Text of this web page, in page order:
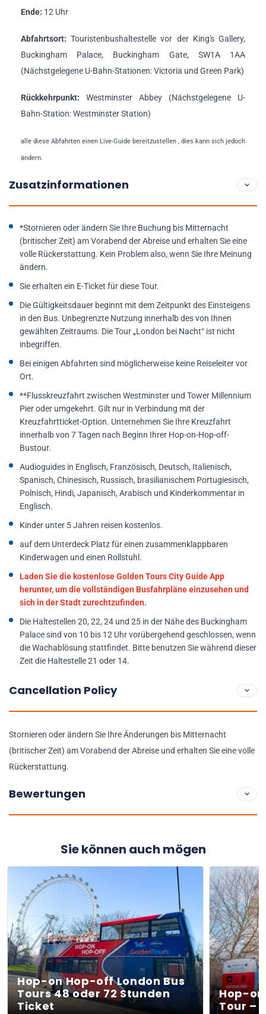
Ende: 12 Uhr
Abfahrtsort: Touristenbushaltestelle vor der King's Gallery,
Buckingham Palace, Buckingham Gate, SW1A 1AA
(Nächstgelegene U-Bahn-Stationen: Victoria und Green Park)
Rückkehrpunkt: Westminster Abbey (Nächstgelegene U-
Bahn-Station: Westminster Station)
alle diese Abfahrten einen Live-Guide bereitzustellen , dies kann sich jedoch
ändern.
Zusatzinformationen
*Stornieren oder ändern Sie Ihre Buchung bis Mitternacht
(britischer Zeit) am Vorabend der Abreise und erhalten Sie eine
volle Rückerstattung. Kein Problem also, wenn Sie Ihre Meinung
ändern.
Sie erhalten ein E-Ticket für diese Tour.
Die Gültigkeitsdauer beginnt mit dem Zeitpunkt des Einsteigens
in den Bus. Unbegrenzte Nutzung innerhalb des von Ihnen
gewählten Zeitraums. Die Tour „London bei Nacht“ ist nicht
inbegriffen.
Bei einigen Abfahrten sind möglicherweise keine Reiseleiter vor
Ort.
**Flusskreuzfahrt zwischen Westminster und Tower Millennium
Pier oder umgekehrt. Gilt nur in Verbindung mit der
Kreuzfahrtticket-Option. Unternehmen Sie Ihre Kreuzfahrt
innerhalb von 7 Tagen nach Beginn Ihrer Hop-on-Hop-off-
Bustour.
Audioguides in Englisch, Französisch, Deutsch, Italienisch,
Spanisch, Chinesisch, Russisch, brasilianischem Portugiesisch,
Polnisch, Hindi, Japanisch, Arabisch und Kinderkommentar in
Englisch.
Kinder unter 5 Jahren reisen kostenlos.
auf dem Unterdeck Platz für einen zusammenklappbaren
Kinderwagen und einen Rollstuhl.
Laden Sie die kostenlose Golden Tours City Guide App
herunter, um die vollständigen Busfahrpläne einzusehen und
sich in der Stadt zurechtzufinden.
Die Haltestellen 20, 22, 24 und 25 in der Nähe des Buckingham
Palace sind von 10 bis 12 Uhr vorübergehend geschlossen, wenn
die Wachablösung stattfindet. Bitte benutzen Sie während dieser
Zeit die Haltestelle 21 oder 14.
Cancellation Policy
Stornieren oder ändern Sie Ihre Änderungen bis Mitternacht
(britischer Zeit) am Vorabend der Abreise und erhalten Sie eine volle
Rückerstattung.
Bewertungen
Sie können auch mögen
Hop-on Hop-off London Bus
Tours 48 oder 72 Stunden
Ticket
Hop-
Tour –